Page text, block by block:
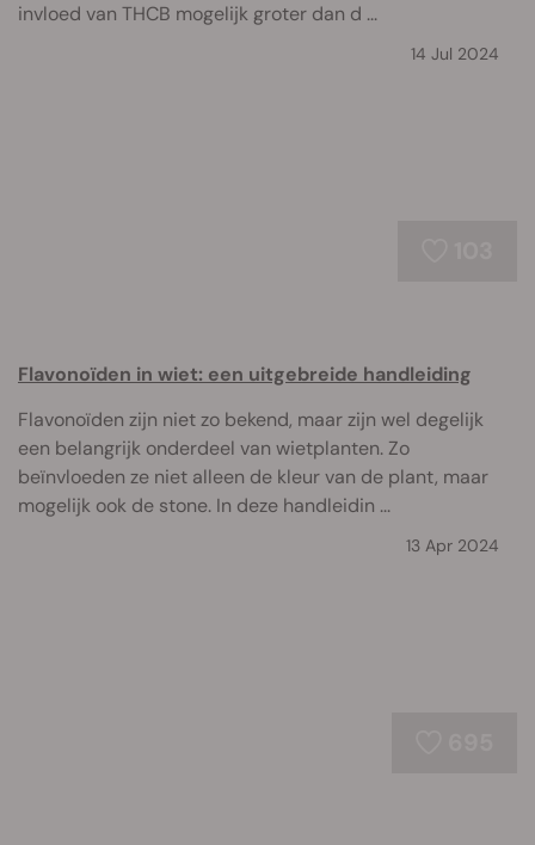
invloed van THCB mogelijk groter dan d ...
14 Jul 2024
Flavonoïden in wiet: een uitgebreide handleiding
Flavonoïden zijn niet zo bekend, maar zijn wel degelijk
een belangrijk onderdeel van wietplanten. Zo
beïnvloeden ze niet alleen de kleur van de plant, maar
mogelijk ook de stone. In deze handleidin ...
13 Apr 2024